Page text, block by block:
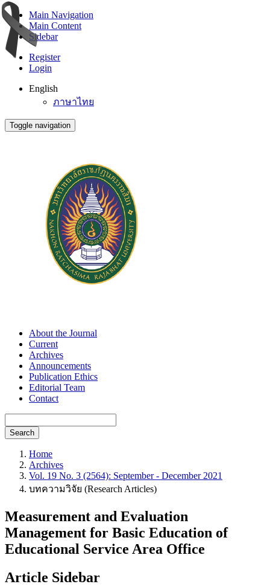
Main Navigation
Main Content
Sidebar
Register
Login
English
ภาษาไทย
Toggle navigation
About the Journal
Current
Archives
Announcements
Publication Ethics
Editorial Team
Contact
Search
Home
Archives
Vol. 19 No. 3 (2564): September - December 2021
บทความวิจัย (Research Articles)
Measurement and Evaluation
Management for Basic Education of
Educational Service Area Office
Article Sidebar